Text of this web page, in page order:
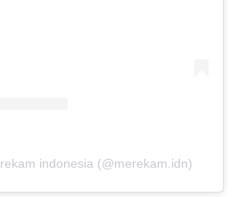
indonesia (@merekam.idn)